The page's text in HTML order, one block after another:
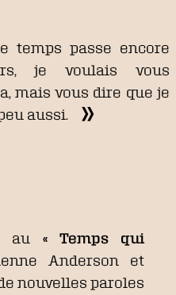
temps passe encore
je voulais vous
mais vous dire que je
aussi.
au « Temps qui
Anderson et
nouvelles paroles